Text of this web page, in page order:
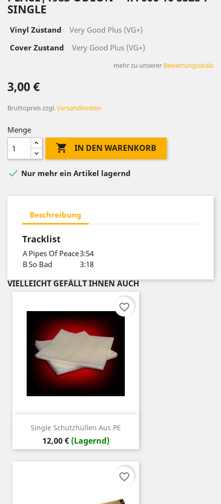
SINGLE
Vinyl Zustand
Very Good Plus (VG+)
Cover Zustand
Very Good Plus (VG+)
mehr zu unserer Bewertungsskala
3,00 €
Bruttopreiszzgl.Versandkosten
Menge
 IN DEN WARENKORB
 Nur mehr ein Artikel lagernd
Beschreibung
Tracklist
APipes Of Peace3:54
BSo Bad 3:18
VIELLEICHT GEFÄLLT IHNEN AUCH
Single Schutzhüllen Aus PE
Preis
12,00 € (Lagernd)
favorite_border
favorite_border